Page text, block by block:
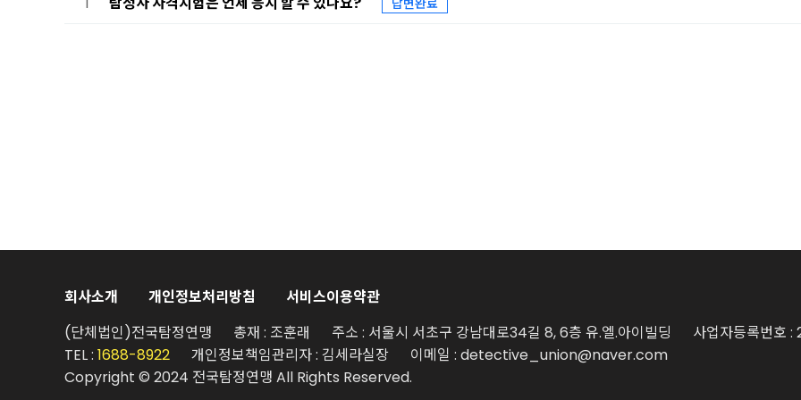
답변완료
회사소개 개인정보처리방침
서비스이용약관
(단체법인)전국탐정연맹
총재 : 조훈래 주소 : 서울시 서초구 강남대로34길 8, 6층 유.엘.아이빌딩
사업자등록번
TEL : 1688-8922 개인정보책임관리자 : 김세라실장
이메일 : detective_union@naver.com
Copyright © 2024 전국탐정연맹 All Rights Reserved.